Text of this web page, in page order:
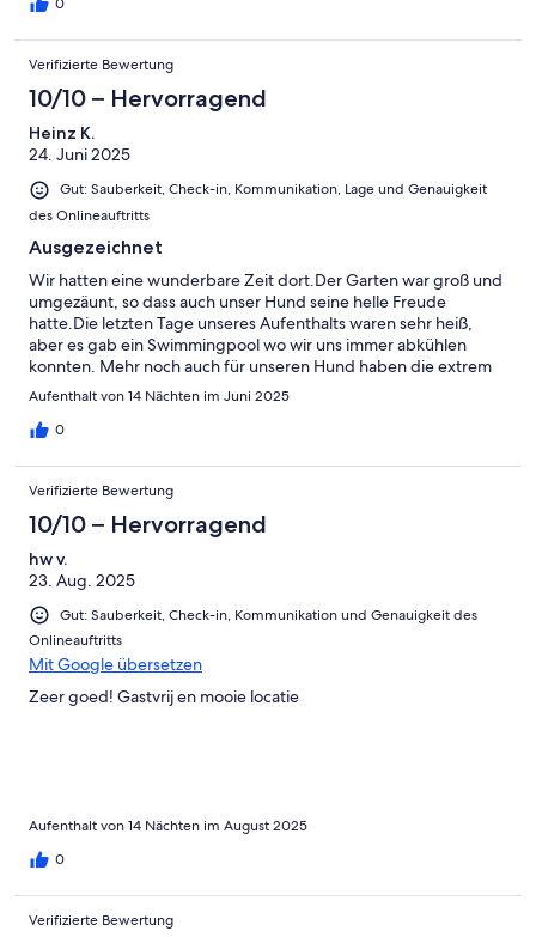
welcoming owner, and is not far from Loches. Would certainly
recommend visiting Loches on market day - a take-a-way from
the paella seller is worth the visit alone. As noted above, the
property IS small (although I think "compact" would be a better
phrase), but for two people wanting to get away to beautiful
countryside and a quiet break, this is perfect.
0
Verifizierte Bewertung
10/10 – Hervorragend
Heinz K.
24. Juni 2025
Gut: Sauberkeit, Check-in, Kommunikation, Lage und Genauigkeit
des Onlineauftritts
Ausgezeichnet
Wir hatten eine wunderbare Zeit dort.Der Garten war groß und
umgezäunt, so dass auch unser Hund seine helle Freude
hatte.Die letzten Tage unseres Aufenthalts waren sehr heiß,
aber es gab ein Swimmingpool wo wir uns immer abkühlen
konnten. Mehr noch auch für unseren Hund haben die extrem
freundlichen Gastgeber einen Hundepool bereit gestellt,was
eine extrem gute Zeit.Dass es kein Wlan-Verbindung gab und
Abbruch. im Gegenteil, war endlich mal gut zum
Abschalten..Die Gastgeber waren falls nötig immer sehr schnell
erreichbar.Das Haus hatte zwar einen Fernseher mit SAT-
Empfang, aber wir haben es nie ausgenutzt, sondern nur immer
den Garten und die wunderschöne Umgebung.Restaurants
gab es in nicht zu weiter Autoentfernung genüge.Wir können
dieses Ferienhaus nur weiter empfehlen
Aufenthalt von 14 Nächten im Juni 2025
0
Verifizierte Bewertung
10/10 – Hervorragend
hw v.
23. Aug. 2025
Gut: Sauberkeit, Check-in, Kommunikation und Genauigkeit des
Onlineauftritts
Mit Google übersetzen
Zeer goed! Gastvrij en mooie locatie
Aufenthalt von 14 Nächten im August 2025
0
Verifizierte Bewertung